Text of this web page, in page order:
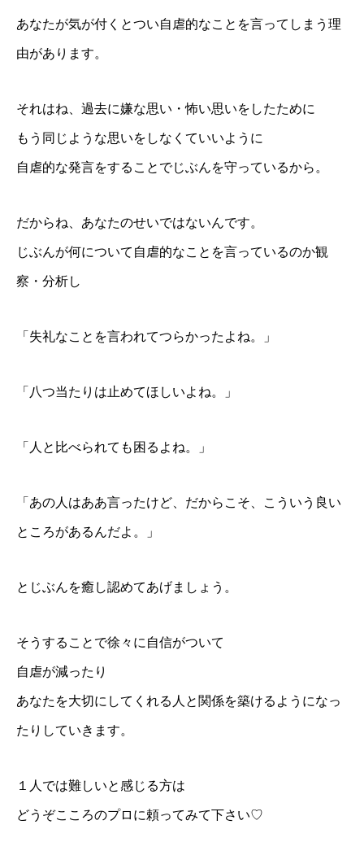
あなたが気が付くとつい自虐的なことを言ってしまう理
由があります。
それはね、過去に嫌な思い・怖い思いをしたために
もう同じような思いをしなくていいように
自虐的な発言をすることでじぶんを守っているから。
だからね、あなたのせいではないんです。
じぶんが何について自虐的なことを言っているのか観
察・分析し
「失礼なことを言われてつらかったよね。」
「八つ当たりは止めてほしいよね。」
「人と比べられても困るよね。」
「あの人はああ言ったけど、だからこそ、こういう良い
ところがあるんだよ。」
とじぶんを癒し認めてあげましょう。
そうすることで徐々に自信がついて
自虐が減ったり
あなたを大切にしてくれる人と関係を築けるようになっ
たりしていきます。
１人では難しいと感じる方は
どうぞこころのプロに頼ってみて下さい♡